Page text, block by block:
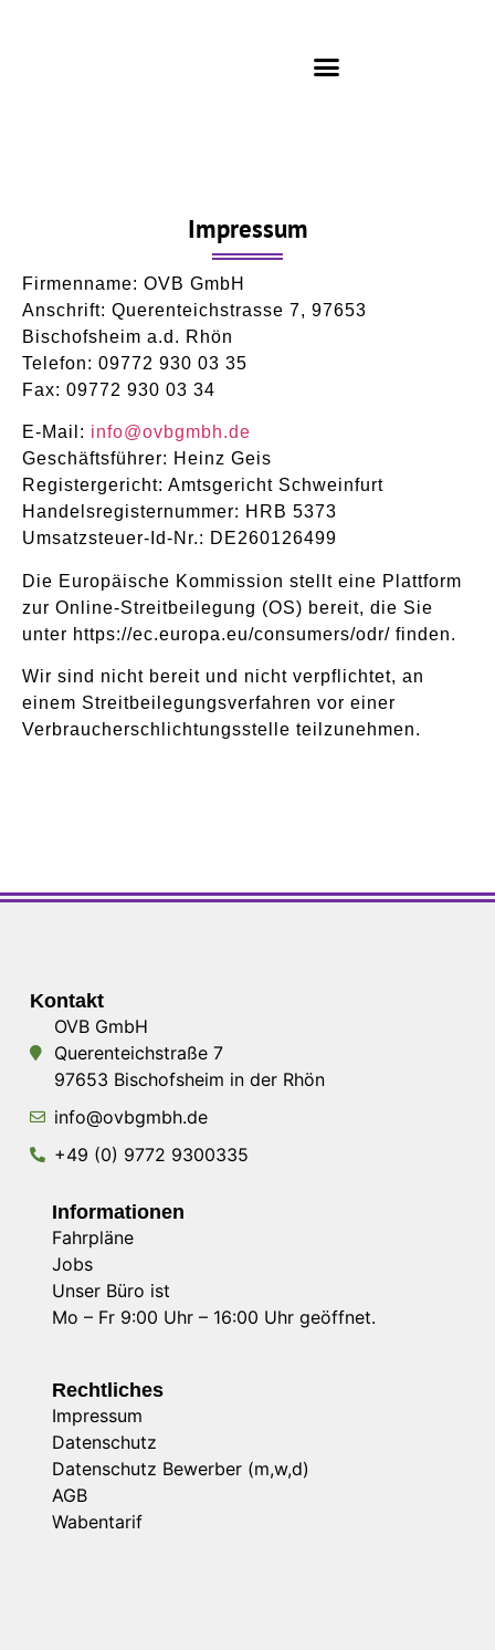
Impressum
Firmenname: OVB GmbH
Anschrift: Querenteichstrasse 7, 97653
Bischofsheim a.d. Rhön
Telefon: 09772 930 03 35
Fax: 09772 930 03 34
E-Mail: info@ovbgmbh.de
Geschäftsführer: Heinz Geis
Registergericht: Amtsgericht Schweinfurt
Handelsregisternummer: HRB 5373
Umsatzsteuer-Id-Nr.: DE260126499
Die Europäische Kommission stellt eine Plattform
zur Online-Streitbeilegung (OS) bereit, die Sie
unter https://ec.europa.eu/consumers/odr/ finden.
Wir sind nicht bereit und nicht verpflichtet, an
einem Streitbeilegungsverfahren vor einer
Verbraucherschlichtungsstelle teilzunehmen.
Kontakt
OVB GmbH
Querenteichstraße 7
97653 Bischofsheim in der Rhön
info@ovbgmbh.de
+49 (0) 9772 9300335
Informationen
Fahrpläne
Jobs
Unser Büro ist
Mo – Fr 9:00 Uhr – 16:00 Uhr geöffnet.
Rechtliches
Impressum
Datenschutz
Datenschutz Bewerber (m,w,d)
AGB
Wabentarif